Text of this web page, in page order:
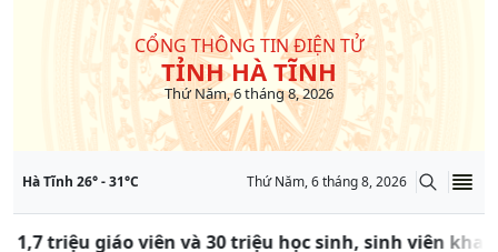
CỔNG THÔNG TIN ĐIỆN TỬ
TỈNH HÀ TĨNH
Thứ Năm, 6 tháng 8, 2026
Hà Tĩnh 26° -31°C Thứ Năm, 6 tháng 8, 2026
1,7 triệu giáo viên và 30 triệu học sinh, sinh viên khai